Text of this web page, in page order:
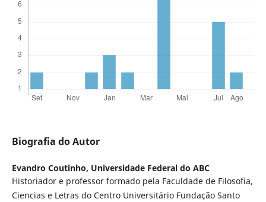
Biografia do Autor
Evandro Coutinho, Universidade Federal do ABC
Historiador e professor formado pela Faculdade de Filosofia,
Ciencias e Letras do Centro Universitário Fundação Santo